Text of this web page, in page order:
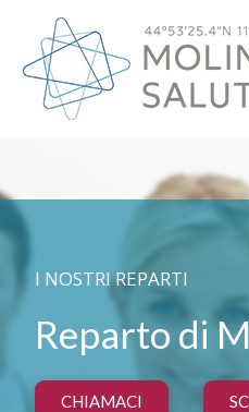
I NOSTRI REPARTI
Reparto di
CHIAMACI